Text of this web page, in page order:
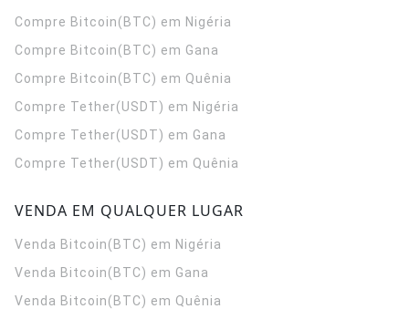
Compre Bitcoin(BTC) em Nigéria
Compre Bitcoin(BTC) em Gana
Compre Bitcoin(BTC) em Quênia
Compre Tether(USDT) em Nigéria
Compre Tether(USDT) em Gana
Compre Tether(USDT) em Quênia
VENDA EM QUALQUER LUGAR
Venda Bitcoin(BTC) em Nigéria
Venda Bitcoin(BTC) em Gana
Venda Bitcoin(BTC) em Quênia